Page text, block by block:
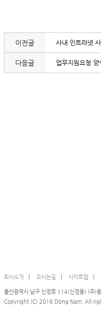
이전글 사내 인트라넷
다음글 업무지원요청 양
회사소개 오시는길 사이트맵
울산광역시 남구 신정로 114(신정동) (주)
Copyright (C) 2016 Dong Nam. All